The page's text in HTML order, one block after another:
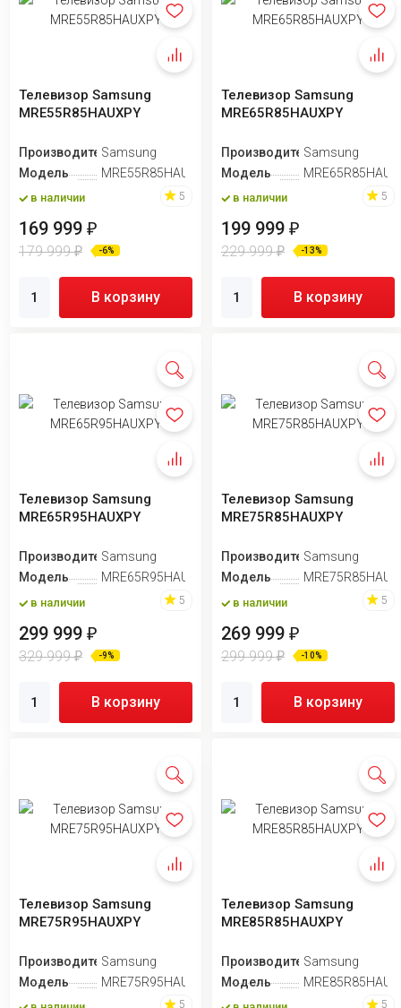
Телевизор Samsung
MRE55R85HAUXPY
ПроизводительSamsung
Модель
MRE55R85HAUXPY
в наличии 5
169 999 ₽
179 999₽ -6%
В корзину
Телевизор Samsung
MRE65R85HAUXPY
ПроизводительSamsung
Модель
в наличии 5
199 999₽
229 999₽ -13%
В корзину
Телевизор Samsung
MRE65R95HAUXPY
ПроизводительSamsung
Модель
MRE65R95HAUXPY
в наличии 5
299 999 ₽
329 999₽ -9%
В корзину
Телевизор Samsung
MRE75R85HAUXPY
ПроизводительSamsung
Модель
в наличии 5
269 999₽
299 999₽ -10%
В корзину
Телевизор Samsung
MRE75R95HAUXPY
ПроизводительSamsung
Модель
MRE75R95HAUXPY
5
Телевизор Samsung
MRE85R85HAUXPY
ПроизводительSamsung
Модель
5